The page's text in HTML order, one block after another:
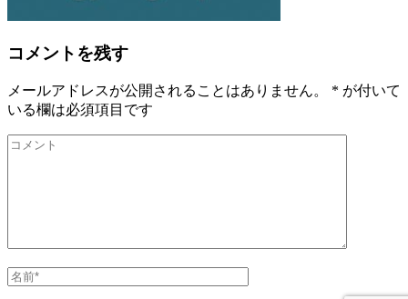
コメントを残す
メールアドレスが公開されることはありません。 * が付いて
いる欄は必須項目です